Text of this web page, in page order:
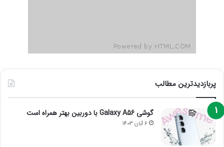
پربازدیدترین مطالب
گوشی Galaxy A56 با دوربین بهتر همراه است
6 آبان 1403